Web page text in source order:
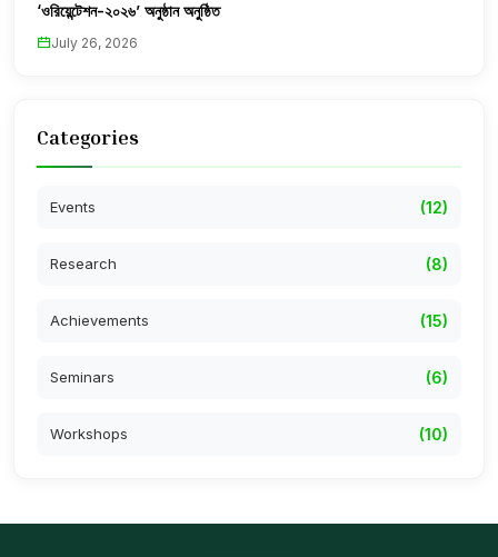
‘ওরিয়েন্টেশন-২০২৬’ অনুষ্ঠান অনুষ্ঠিত
July 26, 2026
Categories
Events (12)
Research (8)
Achievements (15)
Seminars (6)
Workshops (10)